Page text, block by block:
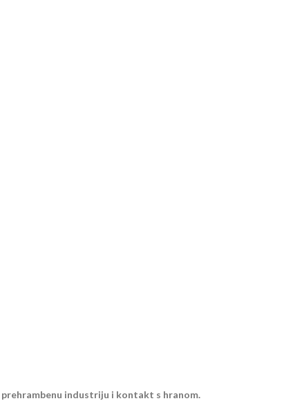
industriju i kontakt s hranom.